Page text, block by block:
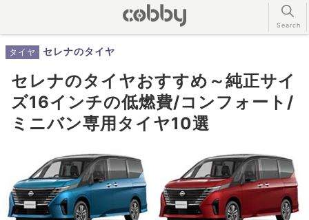
タイヤ セレナのタイヤ
セレナのタイヤおすすめ～純正サイ
ズ16インチの低燃費/コンフォート/
ミニバン専用タイヤ10選